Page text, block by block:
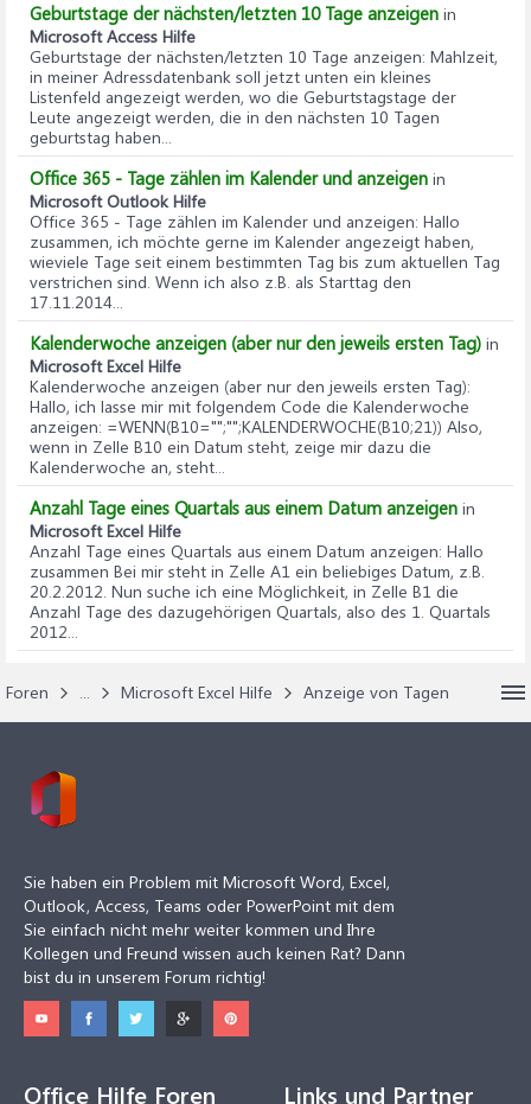
Geburtstage der nächsten/letzten 10 Tage anzeigen in
Microsoft Access Hilfe
Geburtstage der nächsten/letzten 10 Tage anzeigen: Mahlzeit,
in meiner Adressdatenbank soll jetzt unten ein kleines
Listenfeld angezeigt werden, wo die Geburtstagstage der
Leute angezeigt werden, die in den nächsten 10 Tagen
geburtstag haben...
Office 365 - Tage zählen im Kalender und anzeigen in
Microsoft Outlook Hilfe
Office 365 - Tage zählen im Kalender und anzeigen: Hallo
zusammen, ich möchte gerne im Kalender angezeigt haben,
wieviele Tage seit einem bestimmten Tag bis zum aktuellen Tag
verstrichen sind. Wenn ich also z.B. als Starttag den
17.11.2014...
Kalenderwoche anzeigen (aber nur den jeweils ersten Tag) in
Microsoft Excel Hilfe
Kalenderwoche anzeigen (aber nur den jeweils ersten Tag):
Hallo, ich lasse mir mit folgendem Code die Kalenderwoche
anzeigen: =WENN(B10="";"";KALENDERWOCHE(B10;21)) Also,
wenn in Zelle B10 ein Datum steht, zeige mir dazu die
Kalenderwoche an, steht...
Anzahl Tage eines Quartals aus einem Datum anzeigen in
Microsoft Excel Hilfe
Anzahl Tage eines Quartals aus einem Datum anzeigen: Hallo
zusammen Bei mir steht in Zelle A1 ein beliebiges Datum, z.B.
20.2.2012. Nun suche ich eine Möglichkeit, in Zelle B1 die
Anzahl Tage des dazugehörigen Quartals, also des 1. Quartals
2012...
Foren ... Microsoft Excel Hilfe Anzeige von Tagen
Sie haben ein Problem mit Microsoft Word, Excel,
Outlook, Access, Teams oder PowerPoint mit dem
Sie einfach nicht mehr weiter kommen und Ihre
Kollegen und Freund wissen auch keinen Rat? Dann
bist du in unserem Forum richtig!
Office Hilfe Foren Links und Partner